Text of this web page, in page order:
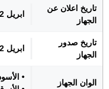
تاريخ اعلان عن
الجهاز
ابريل 2022
تاريخ صدور
الجهاز
ابريل 2022
الوان الجهاز
•